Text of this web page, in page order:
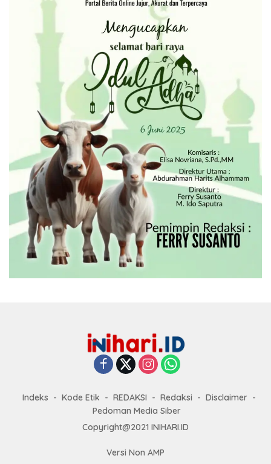
Indeks Kode Etik REDAKSI Redaksi
Disclaimer
Pedoman Media Siber
Copyright@2021 INIHARI.ID
Versi Non AMP